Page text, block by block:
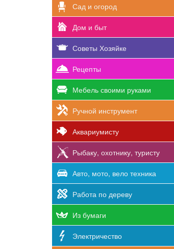
Сад и огород
Дом и быт
Советы Хозяйке
Рецепты
Мебель своими руками
Ручной инструмент
Аквариумисту
Рыбаку, охотнику, туристу
Авто, мото, вело техника
Работа по дереву
Из бумаги
Электричество